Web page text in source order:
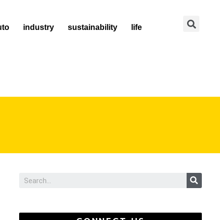
industry sustainability life